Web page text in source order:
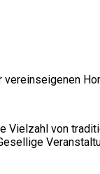
vereinseigenen
Vielzahl von